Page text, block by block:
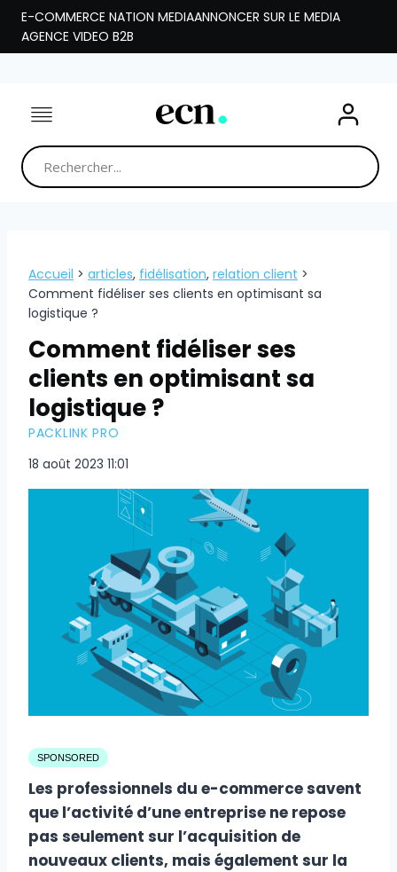
Aller
contenu
E-COMMERCE NATION MEDIAANNONCER SUR LE MEDIA
AGENCE VIDEO B2B
Accueil > articles, fidélisation, relation client >
Comment fidéliser ses clients en optimisant sa
logistique ?
Comment fidéliser ses
clients en optimisant sa
logistique ?
PACKLINK PRO
18 août 2023 11:01
SPONSORED
Les professionnels du e-commerce savent
que l’activité d’une entreprise ne repose
pas seulement sur l’acquisition de
nouveaux clients, mais également sur la